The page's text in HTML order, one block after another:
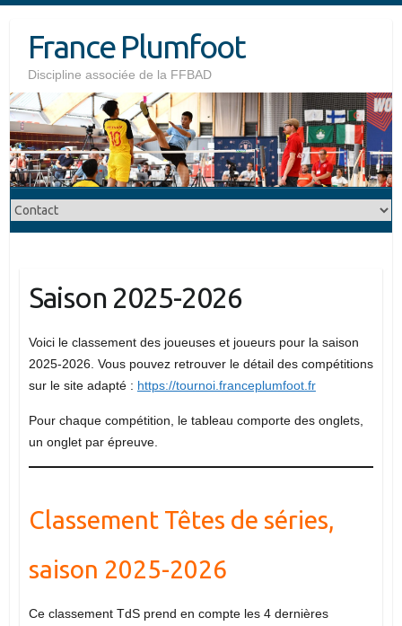
contentFrance Plumfoot
Discipline associée de la FFBAD
Saison 2025-2026
Voici le classement des joueuses et joueurs pour la saison
2025-2026. Vous pouvez retrouver le détail des compétitions
sur le site adapté : https://tournoi.franceplumfoot.fr
Pour chaque compétition, le tableau comporte des onglets,
un onglet par épreuve.
Classement Têtes de séries,
saison 2025-2026
Ce classement TdS prend en compte les 4 dernières